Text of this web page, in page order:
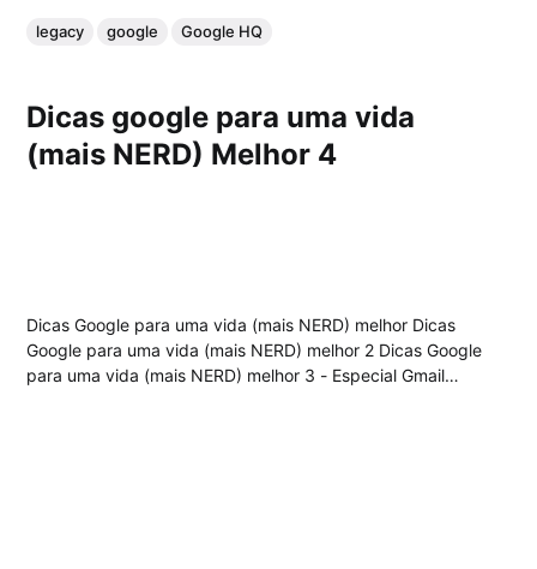
legacy google Google HQ
Dicas google para uma vida
(mais NERD) Melhor 4
Dicas Google para uma vida (mais NERD) melhor Dicas
Google para uma vida (mais NERD) melhor 2 Dicas Google
para uma vida (mais NERD) melhor 3 - Especial Gmail